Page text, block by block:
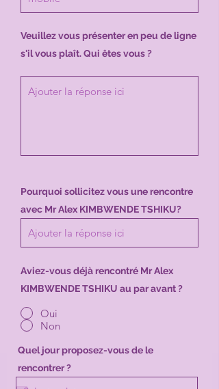
Veuillez vous présenter en peu de ligne
s'il vous plaît. Qui êtes vous ?
Pourquoi sollicitez vous une rencontre
avec Mr Alex KIMBWENDE TSHIKU?
Aviez-vous déjà rencontré Mr Alex
KIMBWENDE TSHIKU au par avant ?
Oui
Non
Quel jour proposez-vous de le
rencontrer ?